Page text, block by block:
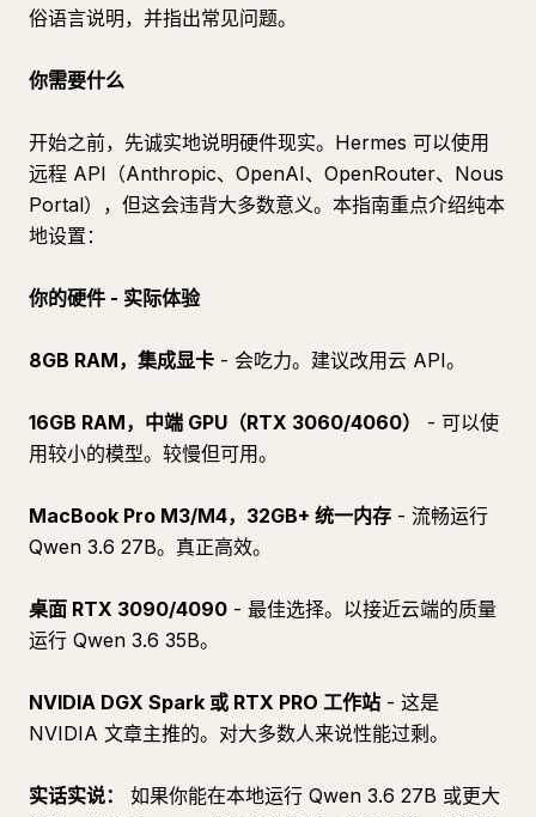
俗语言说明，并指出常见问题。
你需要什么
开始之前，先诚实地说明硬件现实。Hermes 可以使用
远程 API（Anthropic、OpenAI、OpenRouter、Nous
Portal），但这会违背大多数意义。本指南重点介绍纯本
地设置：
你的硬件 - 实际体验
8GB RAM，集成显卡 - 会吃力。建议改用云 API。
16GB RAM，中端 GPU（RTX 3060/4060）
- 可以使
用较小的模型。较慢但可用。
MacBook Pro M3/M4，32GB+ 统一内存 - 流畅运行
Qwen 3.6 27B。真正高效。
桌面 RTX 3090/4090 - 最佳选择。以接近云端的质量
运行 Qwen 3.6 35B。
NVIDIA DGX Spark 或 RTX PRO 工作站 - 这是
NVIDIA 文章主推的。对大多数人来说性能过剩。
实话实说：
如果你能在本地运行 Qwen 3.6 27B 或更大